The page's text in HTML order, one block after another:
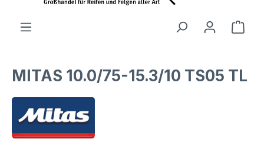
MITAS 10.0/75-15.3/10 TS05 TL